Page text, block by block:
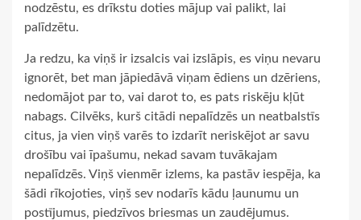
nodzēstu, es drīkstu doties mājup vai palikt, lai
palīdzētu.
Ja redzu, ka viņš ir izsalcis vai izslāpis, es viņu nevaru
ignorēt, bet man jāpiedāvā viņam ēdiens un dzēriens,
nedomājot par to, vai darot to, es pats riskēju kļūt
nabags. Cilvēks, kurš citādi nepalīdzēs un neatbalstīs
citus, ja vien viņš varēs to izdarīt neriskējot ar savu
drošību vai īpašumu, nekad savam tuvākajam
nepalīdzēs. Viņš vienmēr izlems, ka pastāv iespēja, ka
šādi rīkojoties, viņš sev nodarīs kādu ļaunumu un
postījumus, piedzīvos briesmas un zaudējumus.